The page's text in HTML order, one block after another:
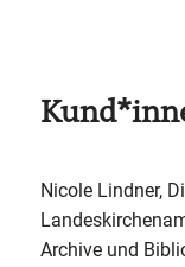
Nicole Lindner,
Archive und